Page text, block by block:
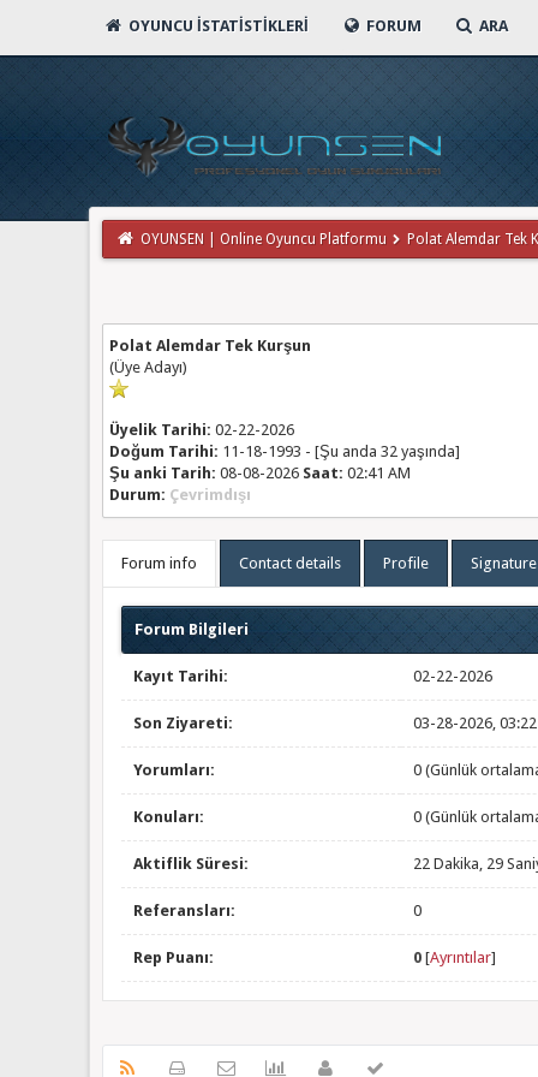
OYUNCU İSTATISTIKLERI FORUM ARA
OYUNSEN | Online Oyuncu Platformu Polat Alemdar Tek
Polat Alemdar Tek Kurşun
(Üye Adayı)
Üyelik Tarihi: 02-22-2026
Doğum Tarihi: 11-18-1993 - [Şu anda 32 yaşında]
Şu anki Tarih: 08-08-2026 Saat: 02:41 AM
Durum: Çevrimdışı
Forum info Contact details Profile Signature
Forum Bilgileri
Kayıt Tarihi: 02-22-2026
Son Ziyareti: 03-28-2026, 03:22
Yorumları: 0 (Günlük
Konuları: 0 (Günlük
Aktiflik Süresi: 22 Dakika, 29
Referansları: 0
Rep Puanı: 0 [Ayrıntılar]